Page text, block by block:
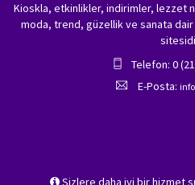
Sizlere daha iyi bir hizmet
Kioskla, etkinlikler, indirimler, lezzet
moda, trend, güzellik ve sanata
Telefon: 0
E-Posta: